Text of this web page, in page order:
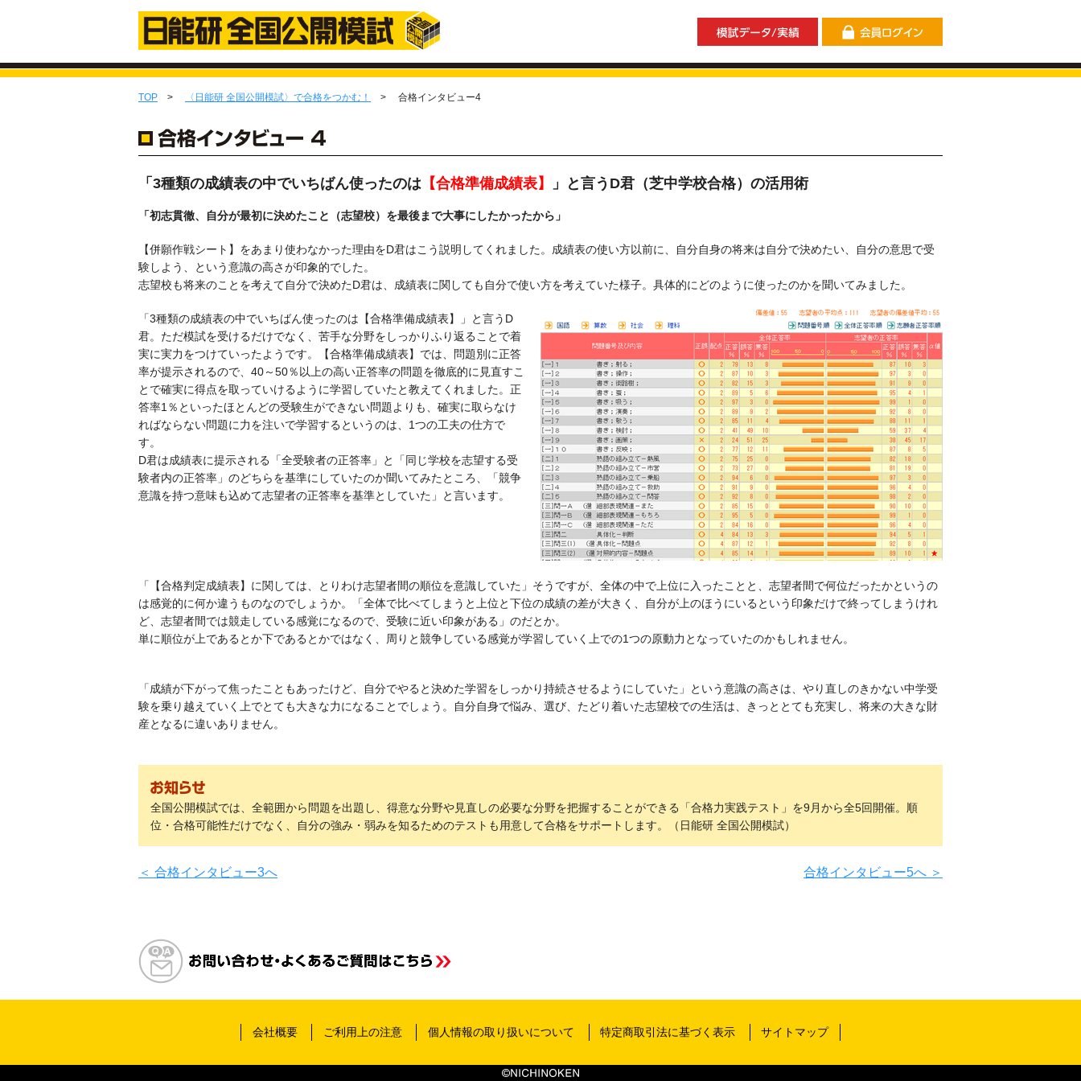
TOP > 〈日能研 全国公開模試〉で合格をつかむ！ > 合格インタビュー4
「3種類の成績表の中でいちばん使ったのは 【合格準備成績表】 」と言うD君（芝中学校合格）の活用術
「初志貫徹、自分が最初に決めたこと（志望校）を最後まで大事にしたかったから」
【併願作戦シート】をあまり使わなかった理由をD君はこう説明してくれました。成績表の使い方以前に、自分自身の将来は自分で決めたい、自分の意思で受
験しよう、という意識の高さが印象的でした。
志望校も将来のことを考えて自分で決めたD君は、成績表に関しても自分で使い方を考えていた様子。具体的にどのように使ったのかを聞いてみました。
「3種類の成績表の中でいちばん使ったのは【合格準備成績表】」と言うD
君。ただ模試を受けるだけでなく、苦手な分野をしっかりふり返ることで着
実に実力をつけていったようです。【合格準備成績表】では、問題別に正答
率が提示されるので、40～50％以上の高い正答率の問題を徹底的に見直すこ
とで確実に得点を取っていけるように学習していたと教えてくれました。正
答率1％といったほとんどの受験生ができない問題よりも、確実に取らなけ
ればならない問題に力を注いで学習するというのは、1つの工夫の仕方で
す。
D君は成績表に提示される「全受験者の正答率」と「同じ学校を志望する受
験者内の正答率」のどちらを基準にしていたのか聞いてみたところ、「競争
意識を持つ意味も込めて志望者の正答率を基準としていた」と言います。
「【合格判定成績表】に関しては、とりわけ志望者間の順位を意識していた」そうですが、全体の中で上位に入ったことと、志望者間で何位だったかというの
は感覚的に何か違うものなのでしょうか。「全体で比べてしまうと上位と下位の成績の差が大きく、自分が上のほうにいるという印象だけで終ってしまうけれ
ど、志望者間では競走している感覚になるので、受験に近い印象がある」のだとか。
単に順位が上であるとか下であるとかではなく、周りと競争している感覚が学習していく上での1つの原動力となっていたのかもしれません。
「成績が下がって焦ったこともあったけど、自分でやると決めた学習をしっかり持続させるようにしていた」という意識の高さは、やり直しのきかない中学受
験を乗り越えていく上でとても大きな力になることでしょう。自分自身で悩み、選び、たどり着いた志望校での生活は、きっととても充実し、将来の大きな財
産となるに違いありません。
全国公開模試では、全範囲から問題を出題し、得意な分野や見直しの必要な分野を把握することができる「合格力実践テスト」を9月から全5回開催。順
位・合格可能性だけでなく、自分の強み・弱みを知るためのテストも用意して合格をサポートします。（日能研 全国公開模試）
＜ 合格インタビュー3へ 合格インタビュー5へ ＞
会社概要 ご利用上の注意 個人情報の取り扱いについて 特定商取引法に基づく表示 サイトマップ